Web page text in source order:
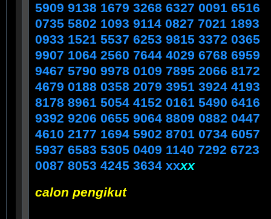
5909 9138 1679 3268 6327 0091 6516
0735 5802 1093 9114 0827 7021 1893
0933 1521 5537 6253 9815 3372 0365
9907 1064 2560 7644 4029 6768 6959
9467 5790 9978 0109 7895 2066 8172
4679 0188 0358 2079 3951 3924 4193
8178 8961 5054 4152 0161 5490 6416
9392 9206 0655 9064 8809 0882 0447
4610 2177 1694 5902 8701 0734 6057
5937 6583 5305 0409 1140 7292 6723
0087 8053 4245 3634 xxxx
calon pengikut